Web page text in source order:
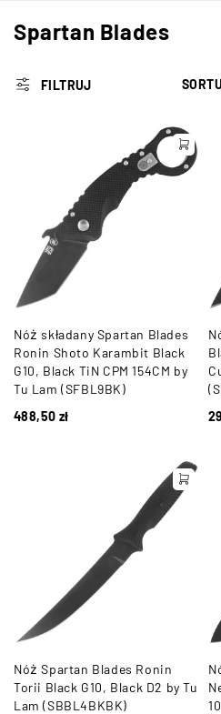
Spartan Blades
FILTRUJ
Nóż składany Spartan Blades
Ronin Shoto Karambit Black
G10, Black TiN CPM 154CM by
Tu Lam (SFBL9BK)
488,50 zł
Nóż Spartan Blades Ronin
Torii Black G10, Black D2 by Tu
Lam (SBBL4BKBK)